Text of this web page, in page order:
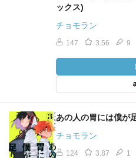
ックス)
チョモラン
147 3.56 9
あの人の胃には僕が
チョモラン
124 3.87 1